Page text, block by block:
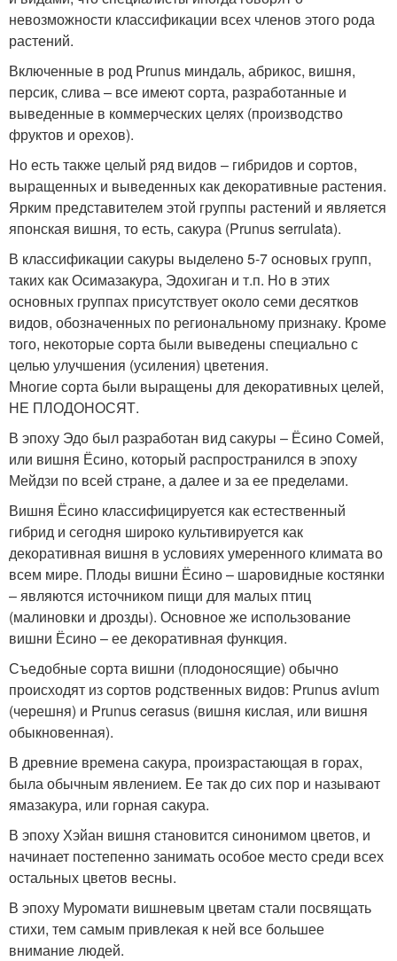
невозможности классификации всех членов этого рода
растений.
Включенные в род Prunus миндаль, абрикос, вишня,
персик, слива – все имеют сорта, разработанные и
выведенные в коммерческих целях (производство
фруктов и орехов).
Но есть также целый ряд видов – гибридов и сортов,
выращенных и выведенных как декоративные растения.
Ярким представителем этой группы растений и является
японская вишня, то есть, сакура (Prunus serrulata).
В классификации сакуры выделено 5-7 основых групп,
таких как Осимазакура, Эдохиган и т.п. Но в этих
основных группах присутствует около семи десятков
видов, обозначенных по региональному признаку. Кроме
того, некоторые сорта были выведены специально с
целью улучшения (усиления) цветения.
Многие сорта были выращены для декоративных целей,
НЕ ПЛОДОНОСЯТ.
В эпоху Эдо был разработан вид сакуры – Ёсино Сомей,
или вишня Ёсино, который распространился в эпоху
Мейдзи по всей стране, а далее и за ее пределами.
Вишня Ёсино классифицируется как естественный
гибрид и сегодня широко культивируется как
декоративная вишня в условиях умеренного климата во
всем мире. Плоды вишни Ёсино – шаровидные костянки
– являются источником пищи для малых птиц
(малиновки и дрозды). Основное же использование
вишни Ёсино – ее декоративная функция.
Съедобные сорта вишни (плодоносящие) обычно
происходят из сортов родственных видов: Prunus avium
(черешня) и Prunus cerasus (вишня кислая, или вишня
обыкновенная).
В древние времена сакура, произрастающая в горах,
была обычным явлением. Ее так до сих пор и называют
ямазакура, или горная сакура.
В эпоху Хэйан вишня становится синонимом цветов, и
начинает постепенно занимать особое место среди всех
остальных цветов весны.
В эпоху Муромати вишневым цветам стали посвящать
стихи, тем самым привлекая к ней все большее
внимание людей.